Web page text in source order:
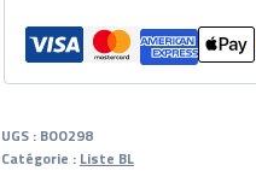
UGS : BOO298
Catégorie : Liste BL